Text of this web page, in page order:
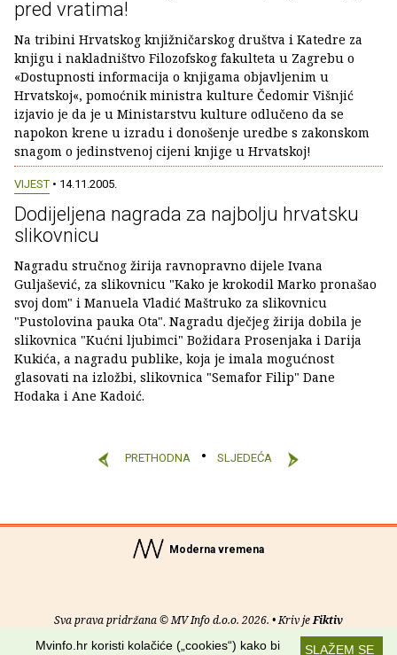
pred vratima!
Na tribini Hrvatskog knjižničarskog društva i Katedre za
knjigu i nakladništvo Filozofskog fakulteta u Zagrebu o
«Dostupnosti informacija o knjigama objavljenim u
Hrvatskoj«, pomoćnik ministra kulture Čedomir Višnjić
izjavio je da je u Ministarstvu kulture odlučeno da se
napokon krene u izradu i donošenje uredbe s zakonskom
snagom o jedinstvenoj cijeni knjige u Hrvatskoj!
VIJEST • 14.11.2005.
Dodijeljena nagrada za najbolju hrvatsku
slikovnicu
Nagradu stručnog žirija ravnopravno dijele Ivana
Guljašević, za slikovnicu "Kako je krokodil Marko pronašao
svoj dom" i Manuela Vladić Maštruko za slikovnicu
"Pustolovina pauka Ota". Nagradu dječjeg žirija dobila je
slikovnica "Kućni ljubimci" Božidara Prosenjaka i Darija
Kukića, a nagradu publike, koja je imala mogućnost
glasovati na izložbi, slikovnica "Semafor Filip" Dane
Hodaka i Ane Kadoić.
PRETHODNA SLJEDEĆA
Moderna vremena
Sva prava pridržana © MV Info d.o.o. 2026. • Kriv jeFiktiv
SLAŽEM SE
Mvinfo.hr koristi kolačiće („cookies“) kako bi